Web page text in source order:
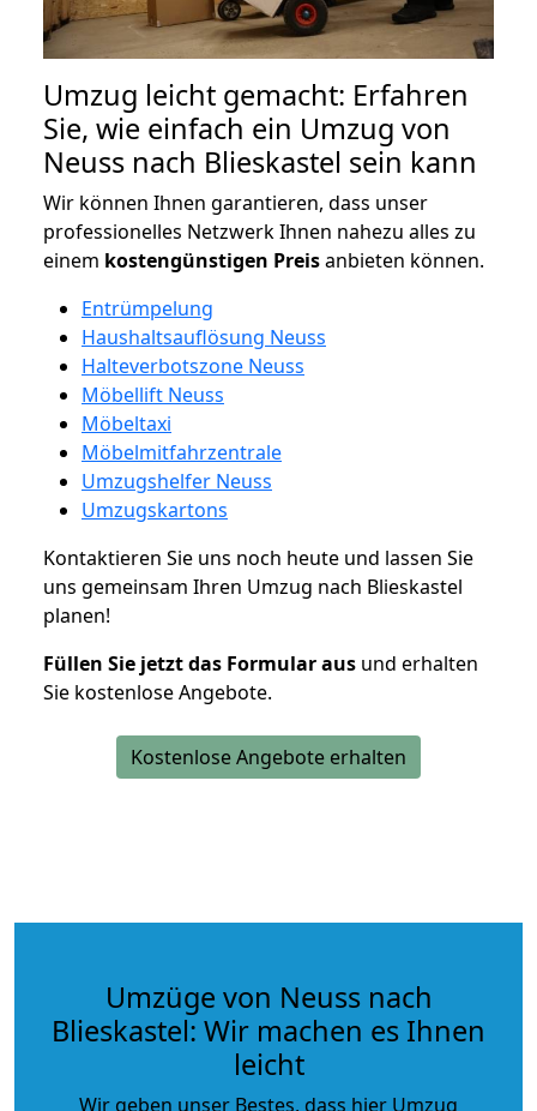
Umzug leicht gemacht: Erfahren
Sie, wie einfach ein Umzug von
Neuss nach Blieskastel sein kann
Wir können Ihnen garantieren, dass unser
professionelles Netzwerk Ihnen nahezu alles zu
einem kostengünstigen Preisanbieten können.
Entrümpelung
Haushaltsauflösung Neuss
Halteverbotszone Neuss
Möbellift Neuss
Möbeltaxi
Möbelmitfahrzentrale
Umzugshelfer Neuss
Umzugskartons
Kontaktieren Sie uns noch heute und lassen Sie
uns gemeinsam Ihren Umzug nach Blieskastel
planen!
Füllen Sie jetzt das Formular aus und erhalten
Sie kostenlose Angebote.
Kostenlose Angebote erhalten
Umzüge von Neuss nach
Blieskastel: Wir machen es Ihnen
leicht
Wir geben unser Bestes, dass hier Umzug